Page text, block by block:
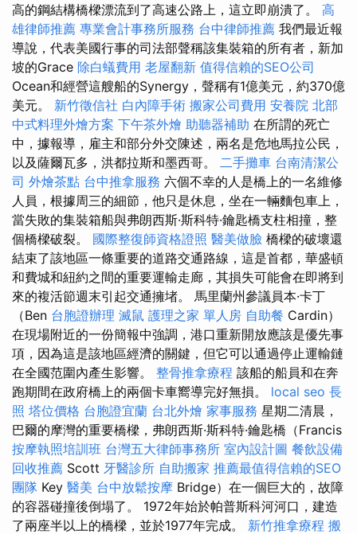
高的鋼結構橋樑漂流到了高速公路上，這立即崩潰了。 高
雄律師推薦 專業會計事務所服務 台中律師推薦 我們最近報
導說，代表美國行事的司法部聲稱該集裝箱的所有者，新加
坡的Grace 除白蟻費用 老屋翻新 值得信賴的SEO公司
Ocean和經營這艘船的Synergy，聲稱有1億美元，約370億
美元。 新竹徵信社 白內障手術 搬家公司費用 安養院 北部
中式料理外燴方案 下午茶外燴 助聽器補助 在所謂的死亡
中，據報導，雇主和部分外交陳述，兩名是危地馬拉公民，
以及薩爾瓦多，洪都拉斯和墨西哥。 二手攤車 台南清潔公
司 外燴茶點 台中推拿服務 六個不幸的人是橋上的一名維修
人員，根據周三的細節，他只是休息，坐在一輛麵包車上，
當失敗的集裝箱船與弗朗西斯·斯科特·鑰匙橋支柱相撞，整
個橋樑破裂。 國際整復師資格證照 醫美做臉 橋樑的破壞還
結束了該地區一條重要的道路交通路線，這是首都，華盛頓
和費城和紐約之間的重要運輸走廊，其損失可能會在即將到
來的複活節週末引起交通擁堵。 馬里蘭州參議員本·卡丁
（Ben 台胞證辦理 滅鼠 護理之家 單人房 自助餐 Cardin）
在現場附近的一份簡報中強調，港口重新開放應該是優先事
項，因為這是該地區經濟的關鍵，但它可以通過停止運輸鏈
在全國范圍內產生影響。 整骨推拿療程 該船的船員和在奔
跑期間在政府橋上的兩個卡車嚮導完好無損。 local seo 長
照 塔位價格 台胞證宜蘭 台北外燴 家事服務 星期二清晨，
巴爾的摩灣的重要橋樑，弗朗西斯·斯科特·鑰匙橋（Francis
按摩執照培訓班 台灣五大律師事務所 室內設計圖 餐飲設備
回收推薦 Scott 牙醫診所 自助搬家 推薦最值得信賴的SEO
團隊 Key 醫美 台中放鬆按摩 Bridge）在一個巨大的，故障
的容器碰撞後倒塌了。 1972年始於帕普斯科河河口，建造
了兩座半以上的橋樑，並於1977年完成。 新竹推拿療程 搬